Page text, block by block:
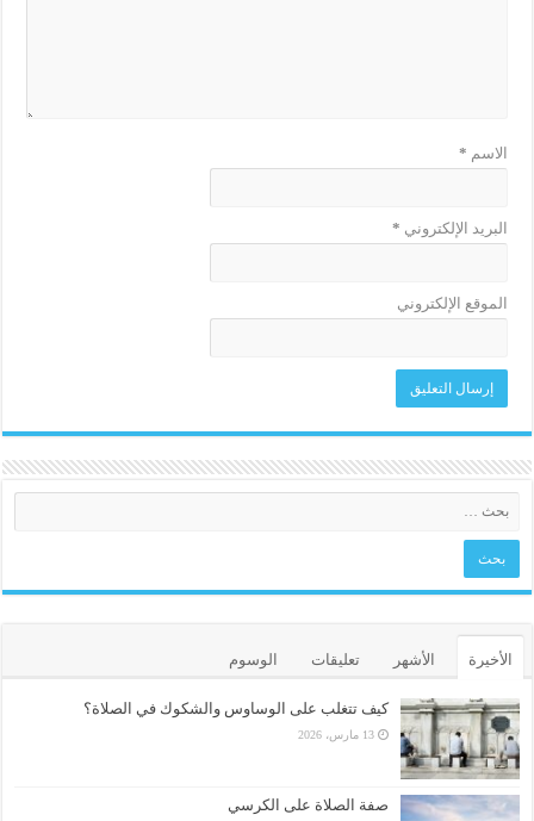
الاسم *
البريد الإلكتروني *
الموقع الإلكتروني
الأخيرة الأشهر تعليقات الوسوم
كيف تتغلب على الوساوس والشكوك في الصلاة؟
13 مارس، 2026
صفة الصلاة على الكرسي